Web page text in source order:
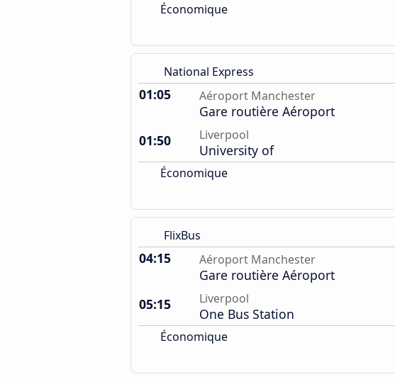
Économique
National Express
01:05 Aéroport Manchester
Gare routière Aéroport
01:50
Liverpool
University of
Économique
FlixBus
04:15 Aéroport Manchester
Gare routière Aéroport
05:15
Liverpool
One Bus Station
Économique